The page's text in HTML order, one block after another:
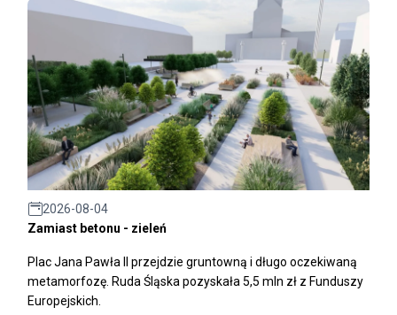
2026-08-04
Zamiast betonu - zieleń
Plac Jana Pawła II przejdzie gruntowną i długo oczekiwaną
metamorfozę. Ruda Śląska pozyskała 5,5 mln zł z Funduszy
Europejskich.